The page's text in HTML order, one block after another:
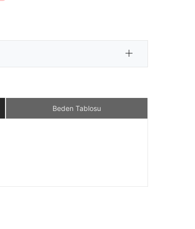
Beden Tablosu